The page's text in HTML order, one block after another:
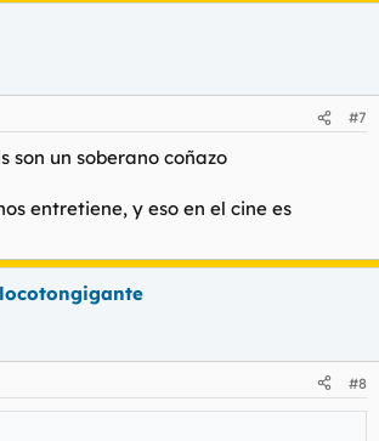
#7
son un soberano coñazo
entretiene, y eso en el cine es
#8